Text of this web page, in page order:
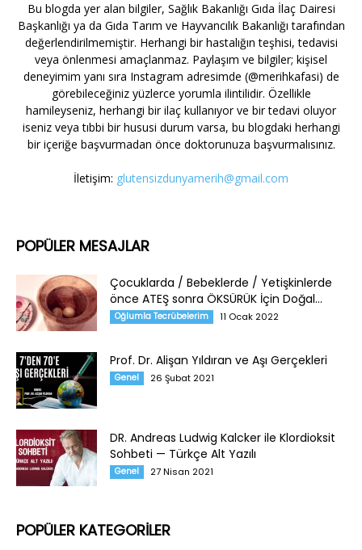
Bu blogda yer alan bilgiler, Sağlık Bakanlığı Gıda İlaç Dairesi
Başkanlığı ya da Gıda Tarım ve Hayvancılık Bakanlığı tarafından
değerlendirilmemiştir. Herhangi bir hastalığın teşhisi, tedavisi
veya önlenmesi amaçlanmaz. Paylaşım ve bilgiler; kişisel
deneyimim yanı sıra Instagram adresimde (@merihkafasi) de
görebileceğiniz yüzlerce yorumla ilintilidir. Özellikle
hamileyseniz, herhangi bir ilaç kullanıyor ve bir tedavi oluyor
iseniz veya tıbbi bir hususi durum varsa, bu blogdaki herhangi
bir içeriğe başvurmadan önce doktorunuza başvurmalısınız.
İletişim: glutensizdunyamerih@gmail.com
POPÜLER MESAJLAR
Çocuklarda / Bebeklerde / Yetişkinlerde
önce ATEŞ sonra ÖKSÜRÜK İçin Doğal...
Oğlumla Tecrübelerim 11 Ocak 2022
Prof. Dr. Alişan Yıldıran ve Aşı Gerçekleri
Genel 26 Şubat 2021
DR. Andreas Ludwig Kalcker ile Klordioksit
Sohbeti — Türkçe Alt Yazılı
Genel 27 Nisan 2021
POPÜLER KATEGORİLER